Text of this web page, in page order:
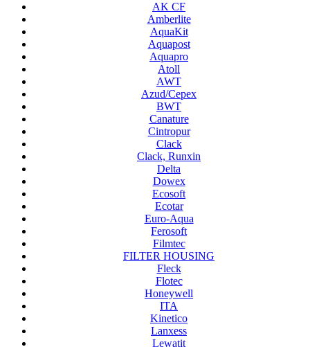
AK CF
Amberlite
AquaKit
Aquapost
Aquapro
Atoll
AWT
Azud/Cepex
BWT
Canature
Cintropur
Clack
Clack, Runxin
Delta
Dowex
Ecosoft
Ecotar
Euro-Aqua
Ferosoft
Filmtec
FILTER HOUSING
Fleck
Flotec
Honeywell
ITA
Kinetico
Lanxess
Lewatit